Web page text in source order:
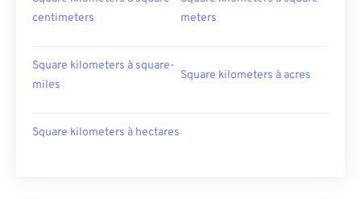
centimeters
meters
Square kilometers à square-
miles
Square kilometers à acres
Square kilometers à hectares